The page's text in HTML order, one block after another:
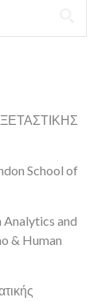
School of
Analytics and
& Human